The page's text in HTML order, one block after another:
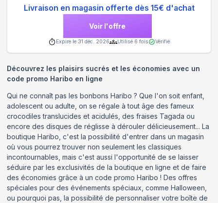
Livraison en magasin offerte dès 15€ d'achat
Voir l'offre
Expire le 31 déc. 2026 Utilisé 6 fois Vérifié
Découvrez les plaisirs sucrés et les économies avec un
code promo Haribo en ligne
Qui ne connaît pas les bonbons Haribo ? Que l'on soit enfant,
adolescent ou adulte, on se régale à tout âge des fameux
crocodiles translucides et acidulés, des fraises Tagada ou
encore des disques de réglisse à dérouler délicieusement... La
boutique Haribo, c'est la possibilité d'entrer dans un magasin
où vous pourrez trouver non seulement les classiques
incontournables, mais c'est aussi l'opportunité de se laisser
séduire par les exclusivités de la boutique en ligne et de faire
des économies grâce à un code promo Haribo ! Des offres
spéciales pour des événements spéciaux, comme Halloween,
ou pourquoi pas, la possibilité de personnaliser votre boîte de